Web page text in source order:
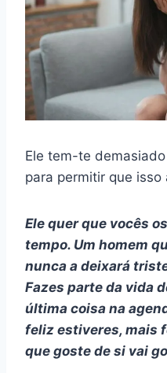
Ele tem-te
para permitir que isso
Ele quer que vocês
tempo. Um homem
nunca a deixará
Fazes parte da vida
última coisa na
feliz estiveres, mais
que goste de si vai